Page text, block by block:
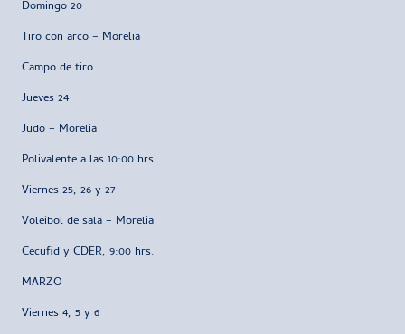
Domingo 20
Tiro con arco – Morelia
Campo de tiro
Jueves 24
Judo – Morelia
Polivalente a las 10:00 hrs
Viernes 25, 26 y 27
Voleibol de sala – Morelia
Cecufid y CDER, 9:00 hrs.
MARZO
Viernes 4, 5 y 6